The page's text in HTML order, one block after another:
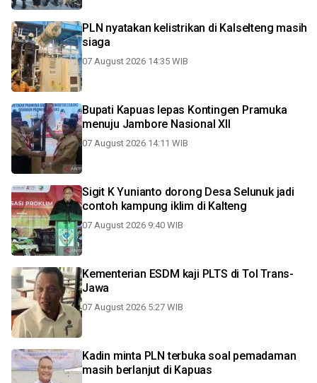
PLN nyatakan kelistrikan di Kalselteng masih
siaga
07 August 2026 14:35 WIB
Bupati Kapuas lepas Kontingen Pramuka
menuju Jambore Nasional XII
07 August 2026 14:11 WIB
Sigit K Yunianto dorong Desa Selunuk jadi
contoh kampung iklim di Kalteng
07 August 2026 9:40 WIB
Kementerian ESDM kaji PLTS di Tol Trans-
Jawa
07 August 2026 5:27 WIB
Kadin minta PLN terbuka soal pemadaman
masih berlanjut di Kapuas